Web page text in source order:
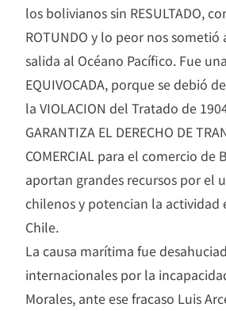
los bolivianos sin RESULTADO,
ROTUNDO y lo peor nos
salida al Océano Pacífico. Fue
EQUIVOCADA, porque se debió
la VIOLACION del Tratado de
GARANTIZA EL DERECHO DE
COMERCIAL para el comercio de
aportan grandes recursos por el
chilenos y potencian la actividad
Chile.
La causa marítima fue
internacionales por la
Morales, ante ese fracaso Luis